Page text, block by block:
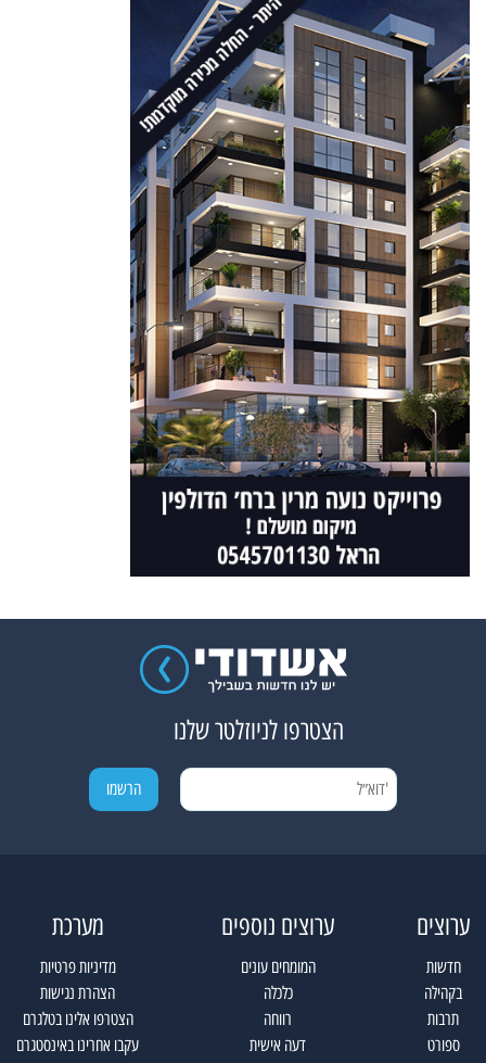
הצטרפו לניוזלטר שלנו
ערוצים
חדשות
בקהילה
תרבות
ספורט
ערוצים נוספים
המומחים עונים
כלכלה
רווחה
דעה אישית
מערכת
מדיניות פרטיות
הצהרת נגישות
הצטרפו אלינו בטלגרם
עקבו אחרינו באינסטגרם